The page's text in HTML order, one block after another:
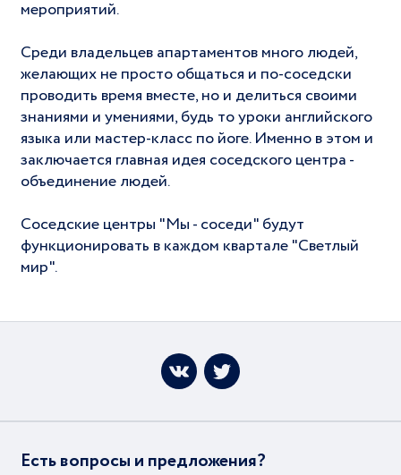
мероприятий.
Среди владельцев апартаментов много людей,
желающих не просто общаться и по-соседски
проводить время вместе, но и делиться своими
знаниями и умениями, будь то уроки английского
языка или мастер-класс по йоге. Именно в этом и
заключается главная идея соседского центра -
объединение людей.
Соседские центры "Мы - соседи" будут
функционировать в каждом квартале "Светлый
мир".
Есть вопросы и предложения?